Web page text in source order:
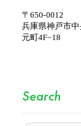
〒650-0012
兵庫県神戸市
元町4F−18
Search